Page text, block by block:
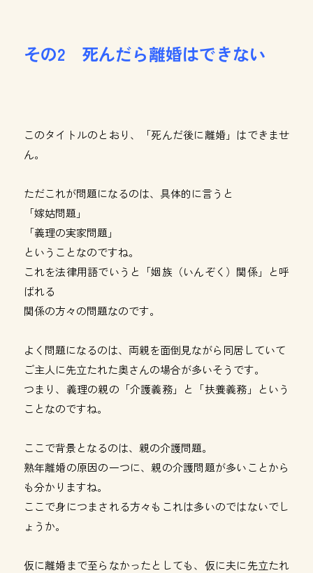
その2 死んだら離婚はできない
このタイトルのとおり、「死んだ後に離婚」はできませ
ん。
ただこれが問題になるのは、具体的に言うと
「嫁姑問題」
「義理の実家問題」
ということなのですね。
これを法律用語でいうと「姻族（いんぞく）関係」と呼
ばれる
関係の方々の問題なのです。
よく問題になるのは、両親を面倒見ながら同居していて
ご主人に先立たれた奥さんの場合が多いそうです。
つまり、義理の親の「介護義務」と「扶養義務」という
ことなのですね。
ここで背景となるのは、親の介護問題。
熟年離婚の原因の一つに、親の介護問題が多いことから
も分かりますね。
ここで身につまされる方々もこれは多いのではないでし
ょうか。
仮に離婚まで至らなかったとしても、仮に夫に先立たれ